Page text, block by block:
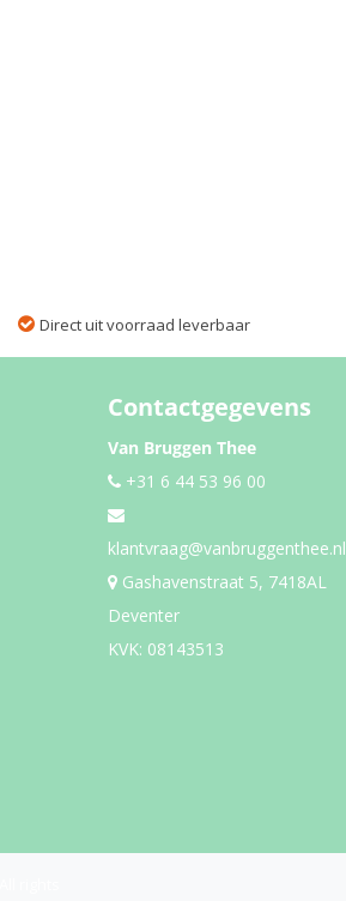
Direct uit voorraad leverbaar
Contactgegevens
Van Bruggen Thee
+31 6 44 53 96 00
klantvraag@vanbruggenthee.nl
Gashavenstraat 5, 7418AL
Deventer
KVK: 08143513